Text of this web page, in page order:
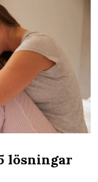
lösningar